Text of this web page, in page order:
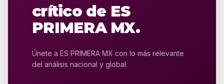
crítico de ES
PRIMERA MX.
Únete a ES PRIMERA MX con lo más relevante
del análisis nacional y global.